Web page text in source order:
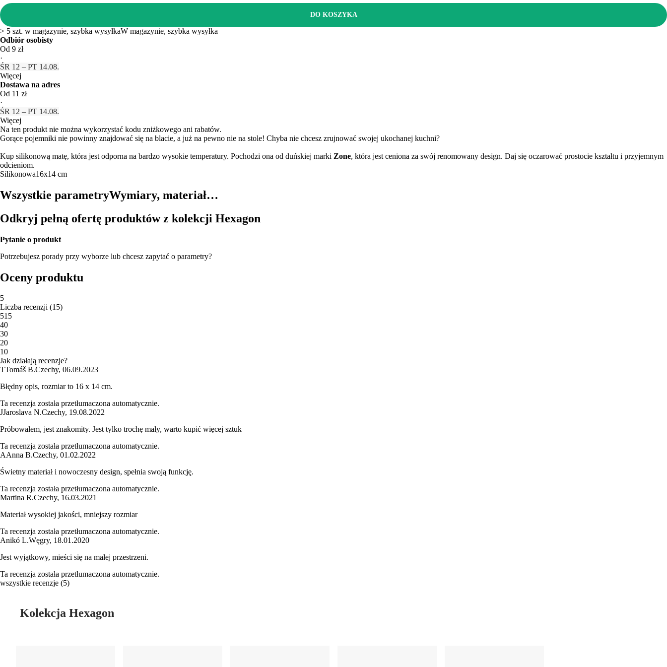
DO KOSZYKA
> 5 szt. w magazynie, szybka wysyłkaW magazynie, szybka wysyłka
Odbiór osobisty
Od 9 zł
·
ŚR 12 – PT 14.08.
Więcej
Dostawa na adres
Od 11 zł
·
ŚR 12 – PT 14.08.
Więcej
Na ten produkt nie można wykorzystać kodu zniżkowego ani rabatów.
Gorące pojemniki nie powinny znajdować się na blacie, a już na pewno nie na stole! Chyba nie chcesz zrujnować swojej ukochanej kuchni?
Kup silikonową matę, która jest odporna na bardzo wysokie temperatury. Pochodzi ona od duńskiej marki Zone, która jest ceniona za swój renomowany design. Daj się oczarować prostocie kształtu i przyjemnym
odcieniom.
Silikonowa16x14 cm
Wszystkie parametryWymiary, materiał…
Odkryj pełną ofertę produktów z kolekcji Hexagon
Pytanie o produkt
Potrzebujesz porady przy wyborze lub chcesz zapytać o parametry?
Oceny produktu
5
Liczba recenzji (15)
515
40
30
20
10
Jak działają recenzje?
TTomáš B.Czechy, 06.09.2023
Błędny opis, rozmiar to 16 x 14 cm.
Ta recenzja została przetłumaczona automatycznie.
JJaroslava N.Czechy, 19.08.2022
Próbowałem, jest znakomity. Jest tylko trochę mały, warto kupić więcej sztuk
Ta recenzja została przetłumaczona automatycznie.
AAnna B.Czechy, 01.02.2022
Świetny materiał i nowoczesny design, spełnia swoją funkcję.
Ta recenzja została przetłumaczona automatycznie.
Martina R.Czechy, 16.03.2021
Materiał wysokiej jakości, mniejszy rozmiar
Ta recenzja została przetłumaczona automatycznie.
Anikó L.Węgry, 18.01.2020
Jest wyjątkowy, mieści się na małej przestrzeni.
Ta recenzja została przetłumaczona automatycznie.
wszystkie recenzje (5)
Kolekcja Hexagon